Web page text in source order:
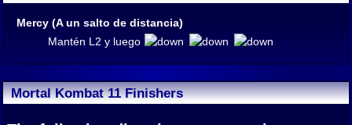
Mercy (A un salto de distancia)
Mantén L2 y luego
Mortal Kombat 11 Finishers